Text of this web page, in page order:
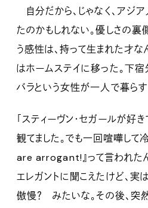
自分だから、じゃなく、アジ
たのかもしれない。優しさの裏
う感性は、持って生まれた才
はホームステイに移った。下
バラという女性が一人で暮らす
「スティーヴン・セガールが好
観てました。でも一回喧嘩して
are arrogant!』って言われた
エレガントに聞こえたけど、実
傲慢？ みたいな。その後、突